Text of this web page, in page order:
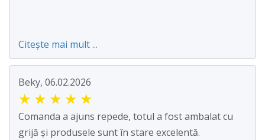
Citește mai mult ...
Beky, 06.02.2026
★ ★ ★ ★ ★
Comanda a ajuns repede, totul a fost ambalat cu
grijă și produsele sunt în stare excelentă.